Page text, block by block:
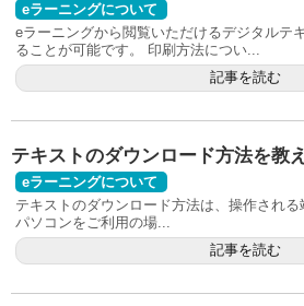
eラーニングについて
eラーニングから閲覧いただけるデジタルテ
ることが可能です。 印刷方法につい...
記事を読む
テキストのダウンロード方法を教
eラーニングについて
テキストのダウンロード方法は、操作される
パソコンをご利用の場...
記事を読む